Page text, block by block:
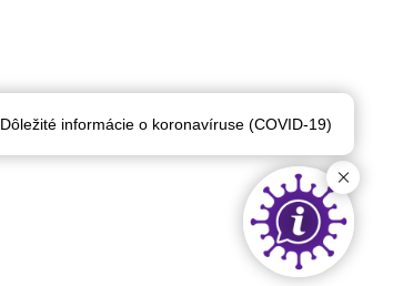
Dôležité informácie o koronavíruse (COVID-19)